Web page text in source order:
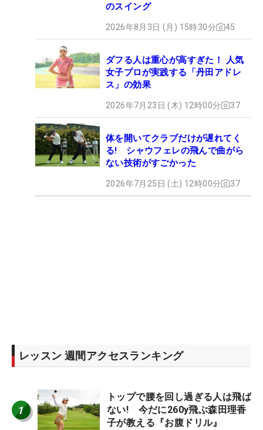
のスイング
2026年8月3日 (月) 15時30分 45
ダフる人は重心が高すぎた！ 人気
女子プロが実践する「丹田アドレ
ス」の効果
2026年7月23日 (木) 12時00分 37
体を開いてクラブだけが遅れてく
る! シャウフェレの飛んで曲がら
ない技術がすごかった
2026年7月25日 (土) 12時00分 37
レッスン 週間アクセスランキング
1
トップで腰を回し過ぎる人は飛ば
ない! 今だに260y飛ぶ森田理香
子が教える『お腹ドリル』